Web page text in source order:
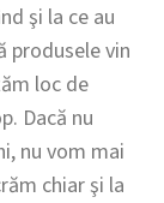
şi la ce au
produsele vin
loc de
Dacă nu
nu vom mai
chiar şi la